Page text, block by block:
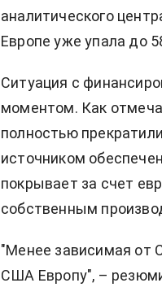
аналитического
Европе уже упала до
Ситуация с
моментом. Как
полностью
источником
покрывает за счет
собственным
"Менее зависимая от
США Европу", –